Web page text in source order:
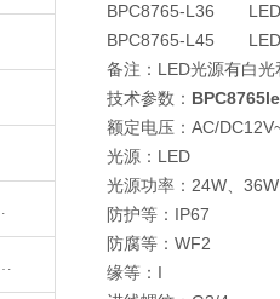
BPC8765-L36
BPC8765-L45
备注：LED光源有白
技术参数：
额定电压：AC/
光源：LED
光源功率：24W、
防护等：IP67
防腐等：WF2
缘等：I